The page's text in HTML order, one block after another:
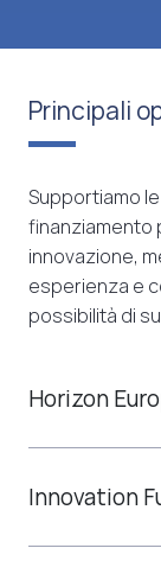
Principali
Supportiamo
finanziamento
innovazione,
esperienza e
possibilità di
Horizon
Innovation